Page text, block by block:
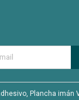
Plancha imán